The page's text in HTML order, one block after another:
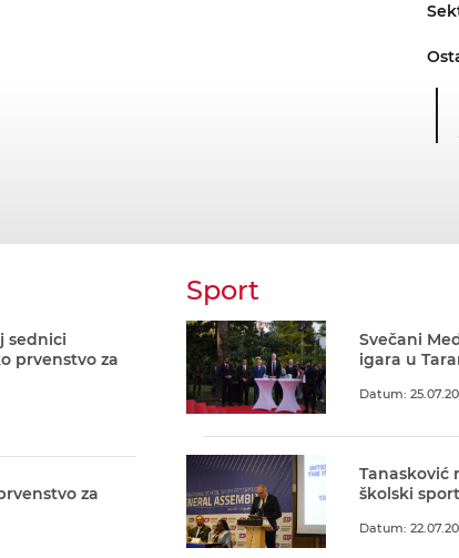
sednici
prvenstvo za
za
Sport
Svečani
igara u
Datum:
Tanasković
školski sport
Datum: